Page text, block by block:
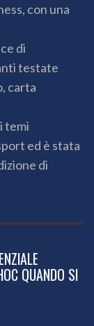
con una
di
testate
carta
temi
ed è stata
di
QUANDO SI